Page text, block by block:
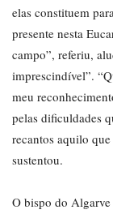
elas constituem
presente nesta
campo”, referiu,
imprescindível”.
meu
pelas dificuldades
recantos aquilo
sustentou.
O bispo do